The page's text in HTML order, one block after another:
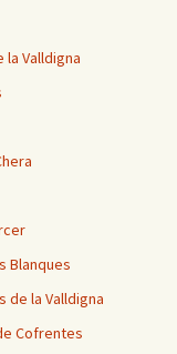
la Valldigna
Blanques
de la Valldigna
Cofrentes